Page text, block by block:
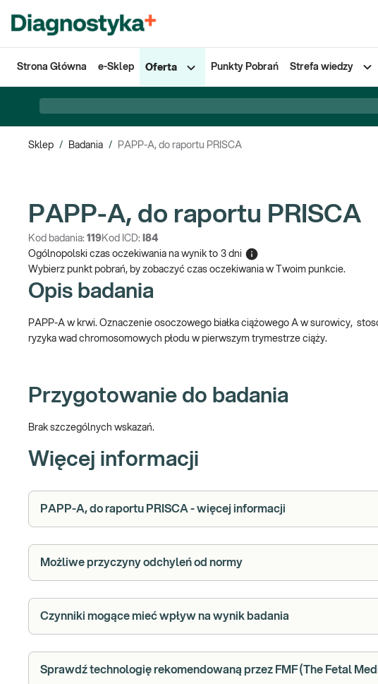
Strona Główna e-Sklep Oferta Punkty Pobrań Strefa wiedzy
Sklep / Badania /
PAPP-A, do raportu PRISCA
PAPP-A, do raportu PRISCA
Kod badania: 119Kod ICD: I84
Ogólnopolski czas oczekiwania na wynik to 3 dni
Wybierz punkt pobrań, by zobaczyć czas oczekiwania w Twoim punkcie.
Opis badania
PAPP-A w krwi. Oznaczenie osoczowego białka ciążowego A w surowicy,
ryzyka wad chromosomowych płodu w pierwszym trymestrze ciąży.
Przygotowanie do badania
Brak szczególnych wskazań.
Więcej informacji
PAPP-A, do raportu PRISCA - więcej informacji
Możliwe przyczyny odchyleń od normy
Czynniki mogące mieć wpływ na wynik badania
Sprawdź technologię rekomendowaną przez FMF (The Fetal